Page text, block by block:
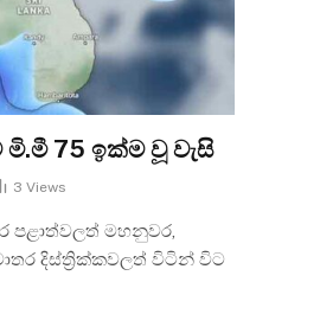
75 ඉක්ම වූ වැසි
3 Views
පළාත්වලත් මහනුවර,
දිස්ත්‍රික්කවලත් විටින් විට